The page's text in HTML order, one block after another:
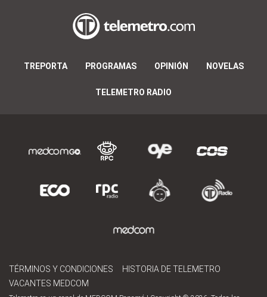
TREPORTA PROGRAMAS OPINIÓN NOVELAS
TELEMETRO RADIO
TÉRMINOS Y CONDICIONES
HISTORIA DE TELEMETRO
VACANTES MEDCOM